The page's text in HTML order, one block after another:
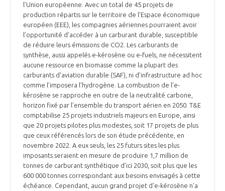
l’Union européenne. Avec un total de 45 projets de
production répartis sur le territoire de l'Espace économique
européen (EEE), les compagnies aériennes pourraient avoir
l’opportunité d’accéder à un carburant durable, susceptible
de réduire leurs émissions de CO2. Les carburants de
synthèse, aussi appelés e-kérosène ou e-fuels, ne nécessitent
aucune ressource en biomasse comme la plupart des
carburants d’aviation durable (SAF), ni d’infrastructure ad hoc
comme l’imposera l’hydrogène. La combustion de l’e-
kérosène se rapproche en outre de la neutralité carbone,
horizon fixé par l’ensemble du transport aérien en 2050. T&E
comptabilise 25 projets industriels majeurs en Europe, ainsi
que 20 projets pilotes plus modestes, soit 17 projets de plus
que ceux référencés lors de son étude précédente, en
novembre 2022. A eux seuls, les 25 futurs sites les plus
imposants seraient en mesure de produire 1,7 million de
tonnes de carburant synthétique d’ici 2030, soit plus que les
600 000 tonnes correspondant aux besoins envisagés à cette
échéance. Cependant, aucun grand projet d'e-kérosène n'a